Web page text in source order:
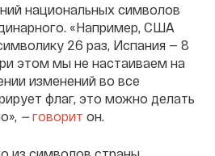
национальных символов
«Например, США
26 раз, Испания — 8
этом мы не настаиваем на
изменений во все
флаг, это можно делать
— говорит он.